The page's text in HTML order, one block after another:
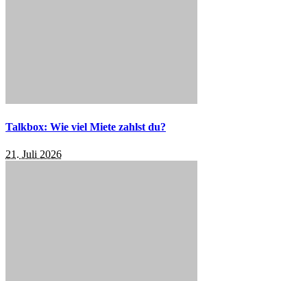
Talkbox: Wie viel Miete zahlst du?
21. Juli 2026